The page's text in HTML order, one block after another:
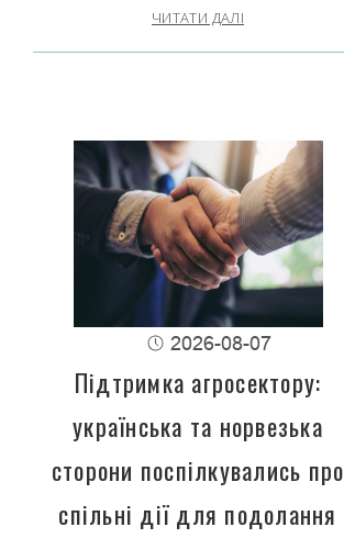
ЧИТАТИ ДАЛІ
2026-08-07
Підтримка агросектору:
українська та норвезька
сторони поспілкувались про
спільні дії для подолання